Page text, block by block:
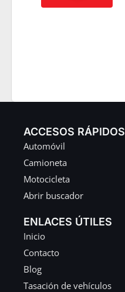
ACCESOS RÁPIDOS
Automóvil
Camioneta
Motocicleta
Abrir buscador
ENLACES ÚTILES
Inicio
Contacto
Blog
Tasación de vehículos